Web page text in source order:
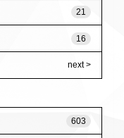
21
16
next >
603